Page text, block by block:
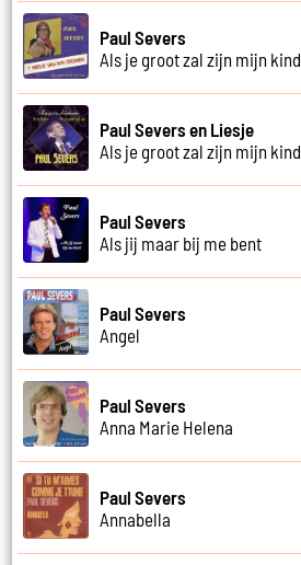
Paul Severs
Als je groot zal zijn mijn kind
Paul Severs en Liesje
Als je groot zal zijn mijn kind
Paul Severs
Als jij maar bij me bent
Paul Severs
Angel
Paul Severs
Anna Marie Helena
Paul Severs
Annabella